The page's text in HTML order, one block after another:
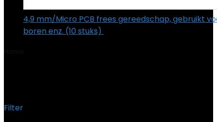
4,9 mm/Micro PCB frees gereedschap, gebruikt
boren enz. (10 stuks)
Filter